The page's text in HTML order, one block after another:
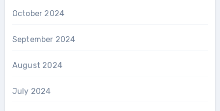
October 2024
September 2024
August 2024
July 2024